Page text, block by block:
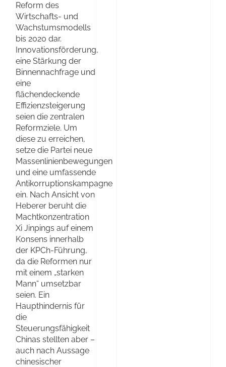
Reform des
Wirtschafts- und
Wachstumsmodells
bis 2020 dar.
Innovationsförderung,
eine Stärkung der
Binnennachfrage und
eine
flächendeckende
Effizienzsteigerung
seien die zentralen
Reformziele. Um
diese zu erreichen,
setze die Partei neue
Massenlinienbewegungen
und eine umfassende
Antikorruptionskampagne
ein. Nach Ansicht von
Heberer beruht die
Machtkonzentration
Xi Jinpings auf einem
Konsens innerhalb
der KPCh-Führung,
da die Reformen nur
mit einem „starken
Mann“ umsetzbar
seien. Ein
Haupthindernis für
die
Steuerungsfähigkeit
Chinas stellten aber –
auch nach Aussage
chinesischer